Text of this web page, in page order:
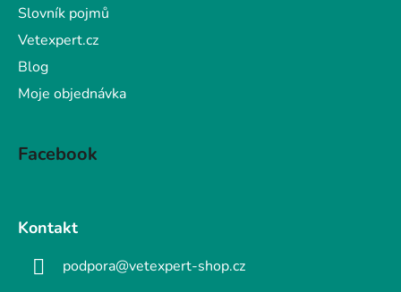
Slovník pojmů
Vetexpert.cz
Blog
Moje objednávka
Facebook
Kontakt
podpora@vetexpert-shop.cz